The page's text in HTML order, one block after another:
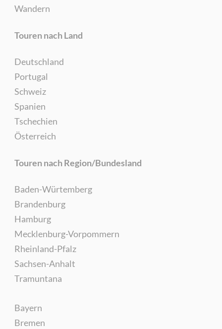
Wandern
Touren nach Land
Deutschland
Portugal
Schweiz
Spanien
Tschechien
Österreich
Touren nach Region/Bundesland
Baden-Würtemberg
Brandenburg
Hamburg
Mecklenburg-Vorpommern
Rheinland-Pfalz
Sachsen-Anhalt
Tramuntana
Bayern
Bremen